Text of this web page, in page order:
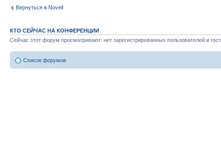
Вернуться в Novell
КТО СЕЙЧАС НА КОНФЕРЕНЦИИ
Сейчас этот форум просматривают: нет зарегистрированных пользователей и
Список форумов